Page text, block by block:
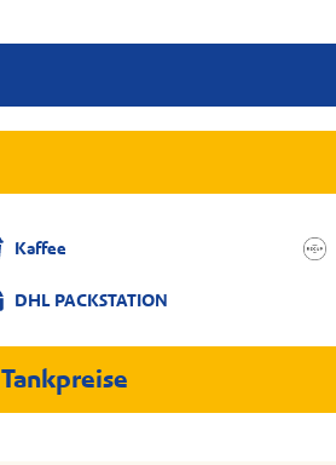
Kaffee
DHL PACKSTATION
Tankpreise